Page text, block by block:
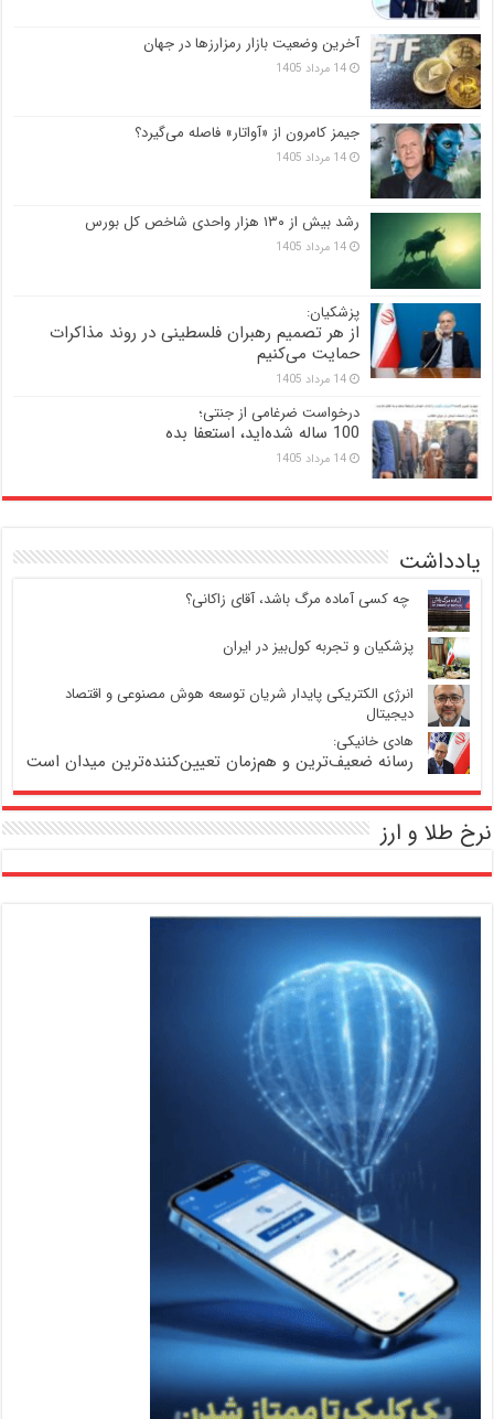
آخرین وضعیت بازار رمزارزها در جهان
14 مرداد 1405
جیمز کامرون از «آواتار» فاصله می‌گیرد؟
14 مرداد 1405
رشد بیش از ۱۳۰ هزار واحدی شاخص کل بورس
14 مرداد 1405
پزشکیان:
از هر تصمیم رهبران فلسطینی در روند مذاکرات
حمایت می‌کنیم
14 مرداد 1405
درخواست ضرغامی از جنتی؛
100 ساله شده‌اید، استعفا بده
14 مرداد 1405
یادداشت
‍ چه کسی آماده مرگ باشد، آقای زاکانی؟
پزشکیان و تجربه کول‌بیز در ایران
انرژی الکتریکی پایدار شریان توسعه هوش مصنوعی و اقتصاد
دیجیتال
هادی خانیکی:
رسانه ضعیف‌ترین و هم‌زمان تعیین‌کننده‌ترین میدان است
نرخ طلا و ارز